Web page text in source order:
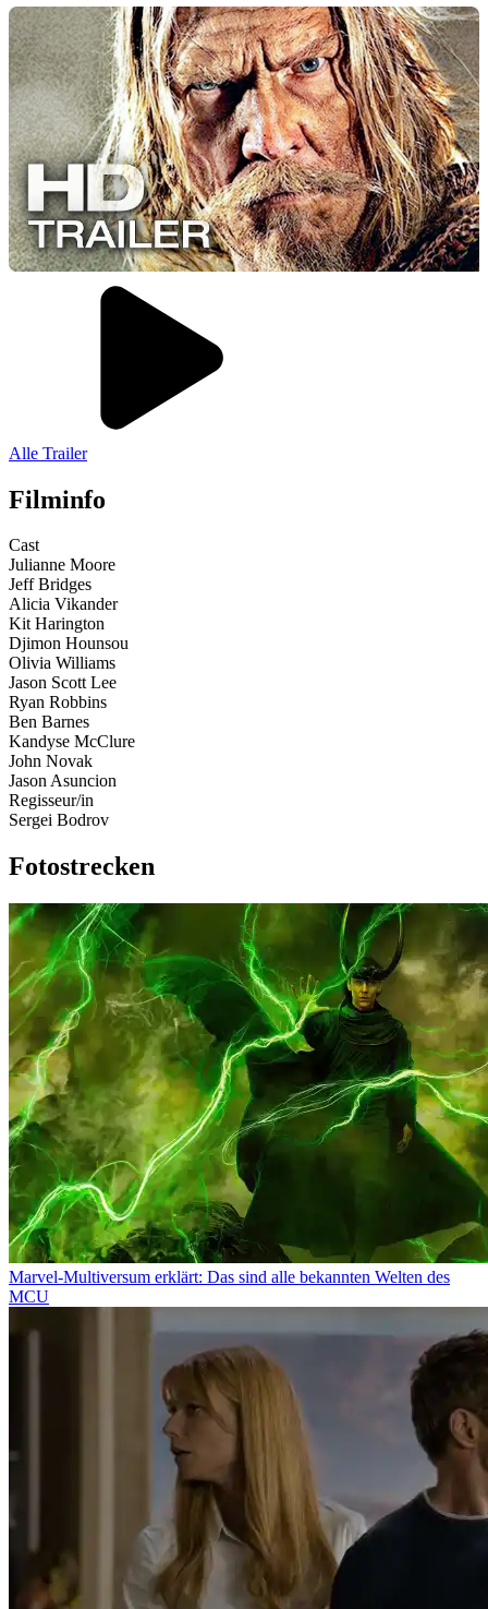
Alle Trailer
Filminfo
Cast
Julianne Moore
Jeff Bridges
Alicia Vikander
Kit Harington
Djimon Hounsou
Olivia Williams
Jason Scott Lee
Ryan Robbins
Ben Barnes
Kandyse McClure
John Novak
Jason Asuncion
Regisseur/in
Sergei Bodrov
Fotostrecken
Marvel-Multiversum erklärt: Das sind alle bekannten Welten des
MCU